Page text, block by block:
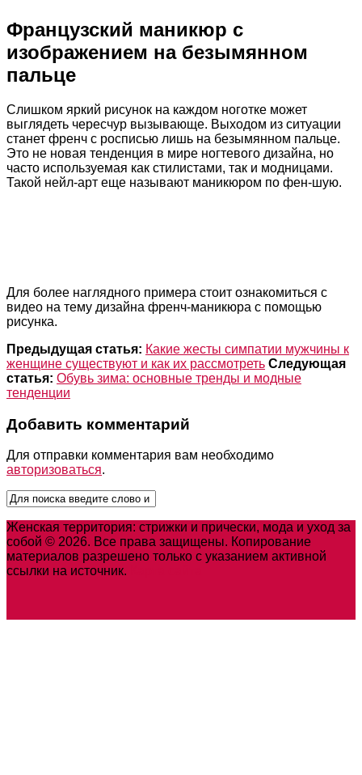
Французский маникюр с
изображением на безымянном
пальце
Слишком яркий рисунок на каждом ноготке может
выглядеть чересчур вызывающе. Выходом из ситуации
станет френч с росписью лишь на безымянном пальце.
Это не новая тенденция в мире ногтевого дизайна, но
часто используемая как стилистами, так и модницами.
Такой нейл-арт еще называют маникюром по фен-шую.
Для более наглядного примера стоит ознакомиться с
видео на тему дизайна френч-маникюра с помощью
рисунка.
Предыдущая статья: Какие жесты симпатии мужчины к
женщине существуют и как их рассмотреть Следующая
статья: Обувь зима: основные тренды и модные
тенденции
Добавить комментарий
Для отправки комментария вам необходимо
авторизоваться.
Женская территория: стрижки и прически, мода и уход за
собой © 2026. Все права защищены. Копирование
материалов разрешено только с указанием активной
ссылки на источник.